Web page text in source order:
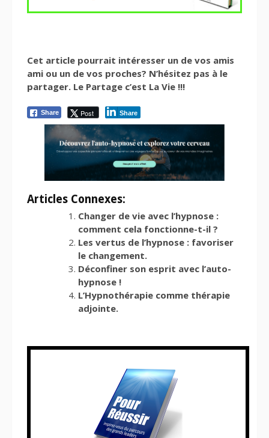
Cet article pourrait intéresser un de vos amis
ami ou un de vos proches? N’hésitez pas à le
partager. Le Partage c’est La Vie !!!
Share Post Share
Articles Connexes:
Changer de vie avec l’hypnose :
comment cela fonctionne-t-il ?
Les vertus de l’hypnose : favoriser
le changement.
Déconfiner son esprit avec l’auto-
hypnose !
L’Hypnothérapie comme thérapie
adjointe.